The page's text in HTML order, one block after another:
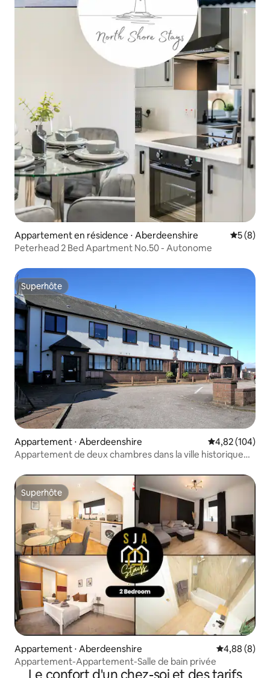
Appartement en résidence ⋅ Aberdeenshire
5 (8)
Peterhead 2 Bed Apartment No.50 - Autonome
Superhôte
Superhôte
Appartement ⋅ Aberdeenshire Évaluation
4,82 (104)
Appartement de deux chambres dans la ville historique
Superhôte
Superhôte
Appartement ⋅ Aberdeenshire Évaluation
4,88 (8)
Appartement-Appartement-Salle de bain privée